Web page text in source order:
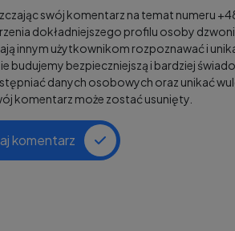
swój komentarz na temat numeru
dokładniejszego profilu osoby
innym użytkownikom rozpoznawać i
budujemy bezpieczniejszą i bardziej
danych osobowych oraz unikać
komentarz może zostać usunięty.
komentarz